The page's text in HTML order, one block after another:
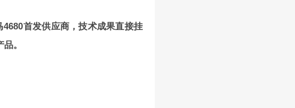
首发供应商，技术成果直接挂
。